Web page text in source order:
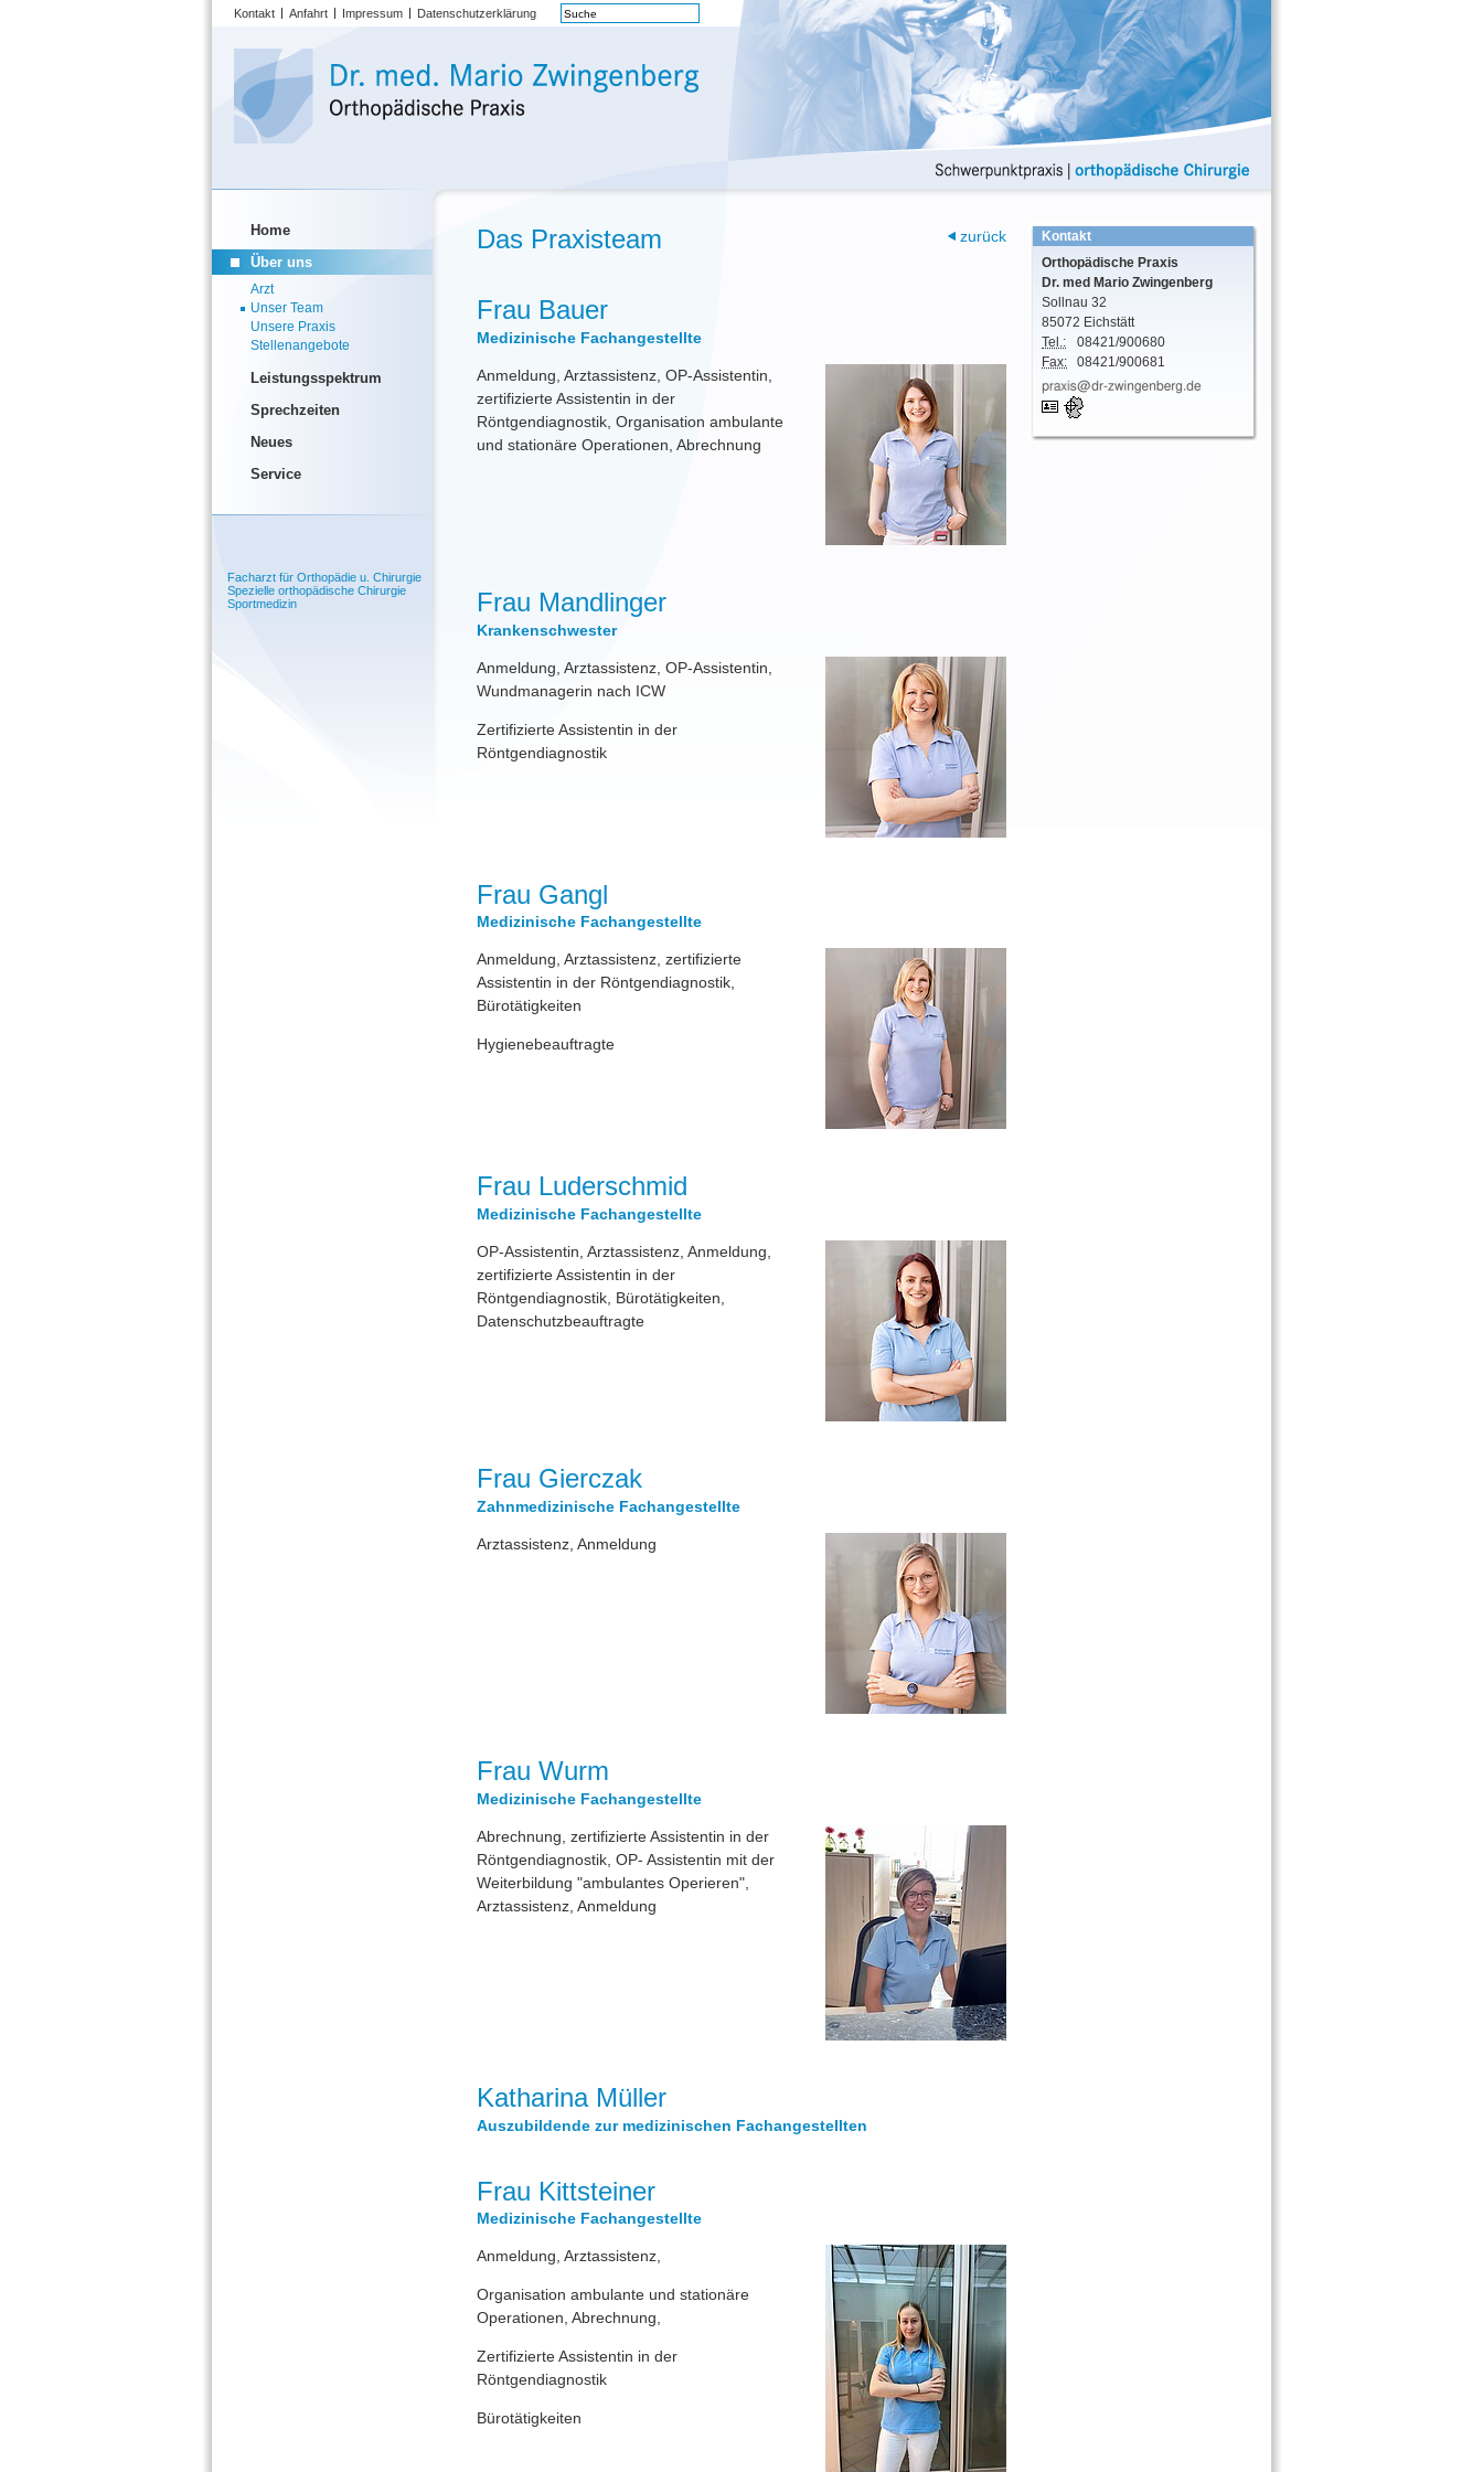
zurück
Das Praxisteam
Frau Bauer
Medizinische Fachangestellte
Anmeldung, Arztassistenz, OP-Assistentin,
zertifizierte Assistentin in der
Röntgendiagnostik, Organisation ambulante
und stationäre Operationen, Abrechnung
Frau Mandlinger
Krankenschwester
Anmeldung, Arztassistenz, OP-Assistentin,
Wundmanagerin nach ICW
Zertifizierte Assistentin in der
Röntgendiagnostik
Frau Gangl
Medizinische Fachangestellte
Anmeldung, Arztassistenz, zertifizierte
Assistentin in der Röntgendiagnostik,
Bürotätigkeiten
Hygienebeauftragte
Frau Luderschmid
Medizinische Fachangestellte
OP-Assistentin, Arztassistenz, Anmeldung,
zertifizierte Assistentin in der
Röntgendiagnostik, Bürotätigkeiten,
Datenschutzbeauftragte
Frau Gierczak
Zahnmedizinische Fachangestellte
Arztassistenz, Anmeldung
Frau Wurm
Medizinische Fachangestellte
Abrechnung, zertifizierte Assistentin in der
Röntgendiagnostik, OP- Assistentin mit der
Weiterbildung "ambulantes Operieren",
Arztassistenz, Anmeldung
Katharina Müller
Auszubildende zur medizinischen Fachangestellten
Frau Kittsteiner
Medizinische Fachangestellte
Anmeldung, Arztassistenz,
Organisation ambulante und stationäre
Operationen, Abrechnung,
Zertifizierte Assistentin in der
Röntgendiagnostik
Bürotätigkeiten
Kontakt
Orthopädische Praxis
Dr. med Mario Zwingenberg
Sollnau 32
85072 Eichstätt
Tel.:
08421/900680
Fax:
08421/900681
vCard
Home
Über uns
Arzt
Unser Team
Unsere Praxis
Stellenangebote
Leistungsspektrum
Sprechzeiten
Neues
Service
Facharzt für Orthopädie u. Chirurgie
Spezielle orthopädische Chirurgie
Sportmedizin
Kontakt Anfahrt Impressum Datenschutzerklärung